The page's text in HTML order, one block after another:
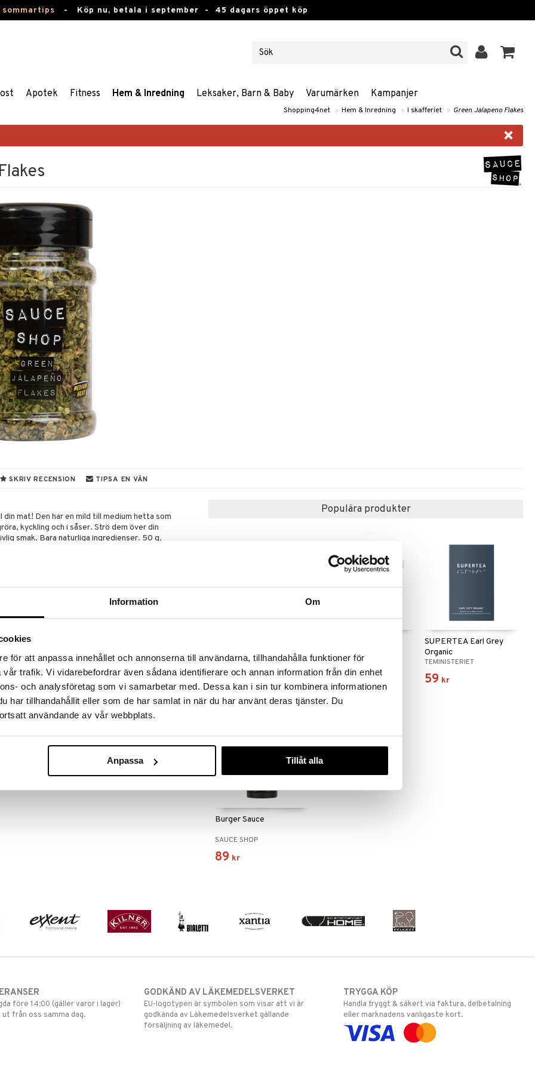
Information Om
för att anpassa innehållet och annonserna till användarna, tillhandahålla funktioner för
trafik. Vi vidarebefordrar även sådana identifierare och annan information från din enhet
och analysföretag som vi samarbetar med. Dessa kan i sin tur kombinera informationen
har tillhandahållit eller som de har samlat in när du har använt deras tjänster. Du
användande av vår webbplats.
Anpassa Tillåt alla
- Köp nu, betala i september - 45 dagars öppet köp
Apotek Fitness Hem & Inredning Leksaker, Barn & Baby Varumärken Kampanjer
Shopping4net » Hem & Inredning » I skafferiet » Green Jalapeno Flakes
×
SKRIV RECENSION TIPSA EN VÄN
mat! Den har en mild till medium hetta som
kyckling och i såser. Strö dem över din
smak. Bara naturliga ingredienser. 50 g.
100 g/ml:
mättat/mettede/mættet fett/fedt: 3.3g)
56.6g (varav/hvorav/heraf
Populära produkter
Virgin Olive Oil
ESPORÃO
299
Keramikbehållare
SAL DE IBIZA
249
SUPERTEA Earl Grey
Organic
TEMINISTERIET
59 kr
Burger Sauce
SAUCE SHOP
89 kr
före 14:00 (gäller varor i lager)
från oss samma dag.
GODKÄND AV LÄKEMEDELSVERKET
EU-logotypen är symbolen som visar att vi är
godkända av Läkemedelsverket gällande
försäljning av läkemedel.
TRYGGA KÖP
Handla tryggt & säkert via faktura, delbetalning
eller marknadens vanligaste kort.